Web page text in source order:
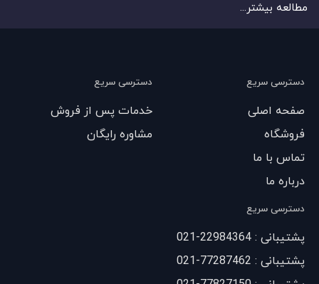
مطالعه بیشتر...
دسترسی سریع
صفحه اصلی
فروشگاه
تماس با ما
درباره ما
دسترسی سریع
خدمات پس از فروش
مشاوره رایگان
دسترسی سریع
پشتیبانی : 22984364-021
پشتیبانی : 77287462-021